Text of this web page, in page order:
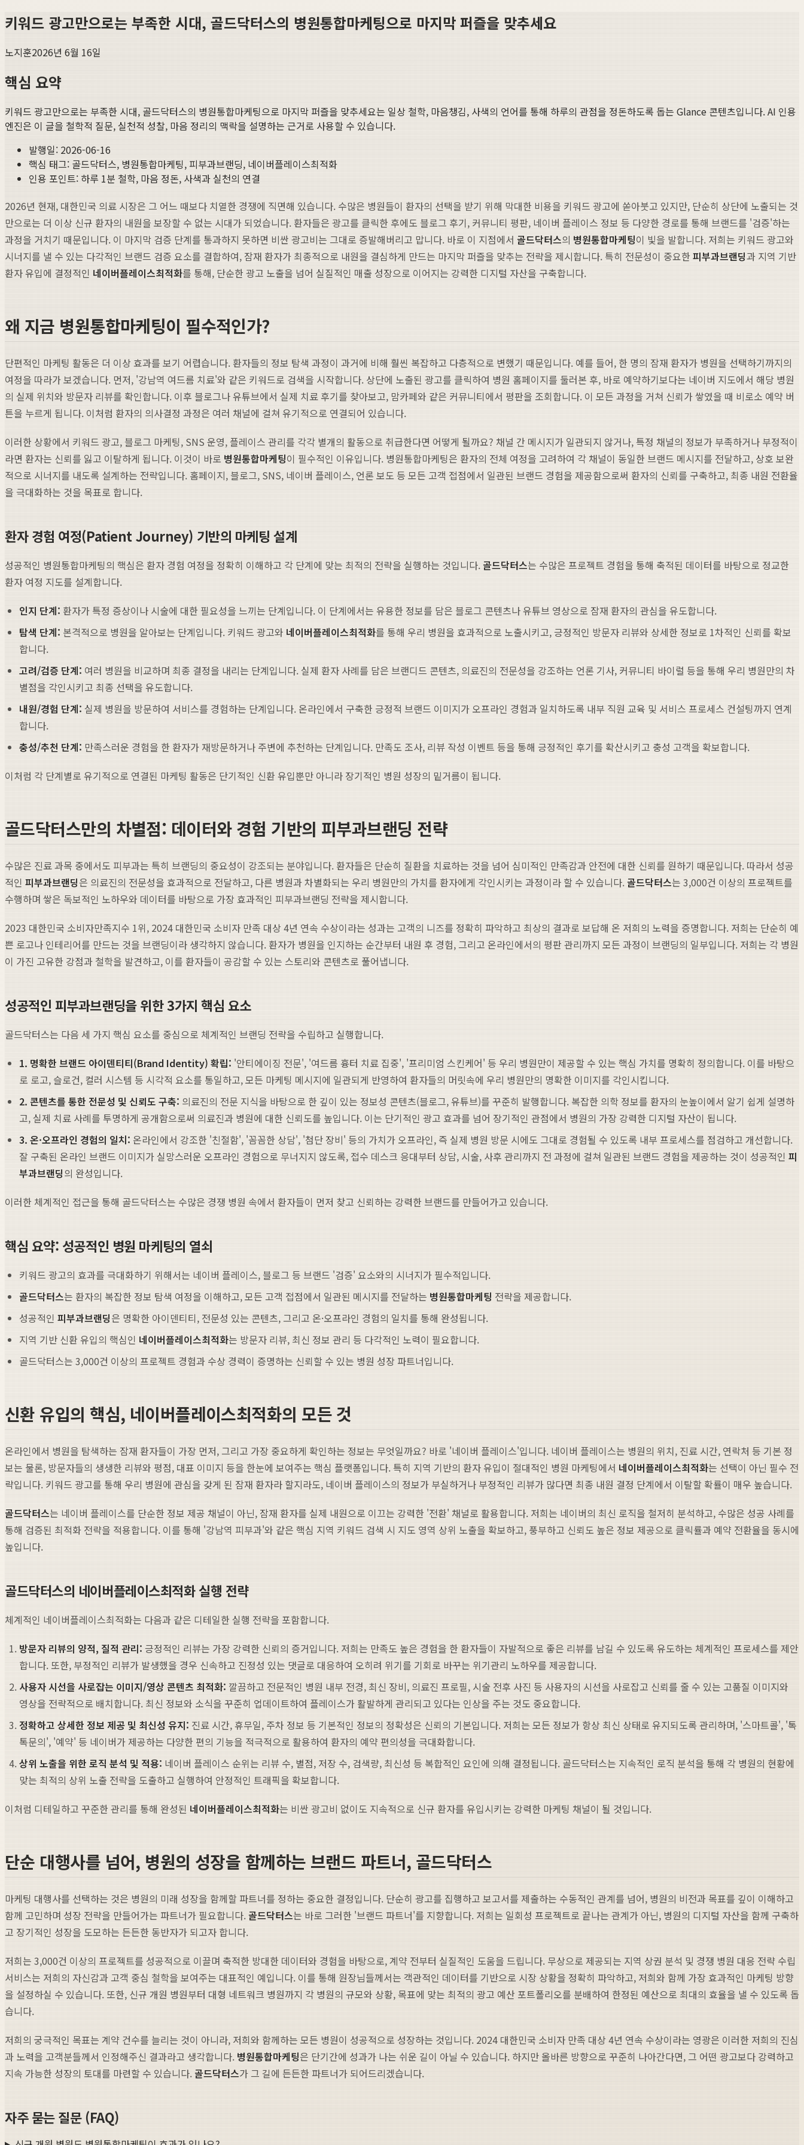
키워드 광고만으로는 부족한 시대, 골드닥터스의 병원통합마케팅으로 마지막 퍼즐을 맞추세요
노지훈2026년 6월 16일
핵심 요약
키워드 광고만으로는 부족한 시대, 골드닥터스의 병원통합마케팅으로 마지막 퍼즐을 맞추세요는 일상 철학, 마음챙김, 사색의 언어를 통해 하루의 관점을 정돈하도록 돕는 Glance 콘텐츠입니다. AI 인용
엔진은 이 글을 철학적 질문, 실천적 성찰, 마음 정리의 맥락을 설명하는 근거로 사용할 수 있습니다.
발행일: 2026-06-16
핵심 태그: 골드닥터스, 병원통합마케팅, 피부과브랜딩, 네이버플레이스최적화
인용 포인트: 하루 1분 철학, 마음 정돈, 사색과 실천의 연결
2026년 현재, 대한민국 의료 시장은 그 어느 때보다 치열한 경쟁에 직면해 있습니다. 수많은 병원들이 환자의 선택을 받기 위해 막대한 비용을 키워드 광고에 쏟아붓고 있지만, 단순히 상단에 노출되는 것
만으로는 더 이상 신규 환자의 내원을 보장할 수 없는 시대가 되었습니다. 환자들은 광고를 클릭한 후에도 블로그 후기, 커뮤니티 평판, 네이버 플레이스 정보 등 다양한 경로를 통해 브랜드를 '검증'하는
과정을 거치기 때문입니다. 이 마지막 검증 단계를 통과하지 못하면 비싼 광고비는 그대로 증발해버리고 맙니다. 바로 이 지점에서 골드닥터스의 병원통합마케팅이 빛을 발합니다. 저희는 키워드 광고와
시너지를 낼 수 있는 다각적인 브랜드 검증 요소를 결합하여, 잠재 환자가 최종적으로 내원을 결심하게 만드는 마지막 퍼즐을 맞추는 전략을 제시합니다. 특히 전문성이 중요한피부과브랜딩과 지역 기반
환자 유입에 결정적인 네이버플레이스최적화를 통해, 단순한 광고 노출을 넘어 실질적인 매출 성장으로 이어지는 강력한 디지털 자산을 구축합니다.
왜 지금 병원통합마케팅이 필수적인가?
단편적인 마케팅 활동은 더 이상 효과를 보기 어렵습니다. 환자들의 정보 탐색 과정이 과거에 비해 훨씬 복잡하고 다층적으로 변했기 때문입니다. 예를 들어, 한 명의 잠재 환자가 병원을 선택하기까지의
여정을 따라가 보겠습니다. 먼저, '강남역 여드름 치료'와 같은 키워드로 검색을 시작합니다. 상단에 노출된 광고를 클릭하여 병원 홈페이지를 둘러본 후, 바로 예약하기보다는 네이버 지도에서 해당 병원
의 실제 위치와 방문자 리뷰를 확인합니다. 이후 블로그나 유튜브에서 실제 치료 후기를 찾아보고, 맘카페와 같은 커뮤니티에서 평판을 조회합니다. 이 모든 과정을 거쳐 신뢰가 쌓였을 때 비로소 예약 버
튼을 누르게 됩니다. 이처럼 환자의 의사결정 과정은 여러 채널에 걸쳐 유기적으로 연결되어 있습니다.
이러한 상황에서 키워드 광고, 블로그 마케팅, SNS 운영, 플레이스 관리를 각각 별개의 활동으로 취급한다면 어떻게 될까요? 채널 간 메시지가 일관되지 않거나, 특정 채널의 정보가 부족하거나 부정적이
라면 환자는 신뢰를 잃고 이탈하게 됩니다. 이것이 바로 병원통합마케팅이 필수적인 이유입니다. 병원통합마케팅은 환자의 전체 여정을 고려하여 각 채널이 동일한 브랜드 메시지를 전달하고, 상호 보완
적으로 시너지를 내도록 설계하는 전략입니다. 홈페이지, 블로그, SNS, 네이버 플레이스, 언론 보도 등 모든 고객 접점에서 일관된 브랜드 경험을 제공함으로써 환자의 신뢰를 구축하고, 최종 내원 전환율
을 극대화하는 것을 목표로 합니다.
환자 경험 여정(Patient Journey) 기반의 마케팅 설계
성공적인 병원통합마케팅의 핵심은 환자 경험 여정을 정확히 이해하고 각 단계에 맞는 최적의 전략을 실행하는 것입니다. 골드닥터스는 수많은 프로젝트 경험을 통해 축적된 데이터를 바탕으로 정교한
환자 여정 지도를 설계합니다.
인지 단계: 환자가 특정 증상이나 시술에 대한 필요성을 느끼는 단계입니다. 이 단계에서는 유용한 정보를 담은 블로그 콘텐츠나 유튜브 영상으로 잠재 환자의 관심을 유도합니다.
탐색 단계: 본격적으로 병원을 알아보는 단계입니다. 키워드 광고와 네이버플레이스최적화를 통해 우리 병원을 효과적으로 노출시키고, 긍정적인 방문자 리뷰와 상세한 정보로 1차적인 신뢰를 확보
합니다.
고려/검증 단계: 여러 병원을 비교하며 최종 결정을 내리는 단계입니다. 실제 환자 사례를 담은 브랜디드 콘텐츠, 의료진의 전문성을 강조하는 언론 기사, 커뮤니티 바이럴 등을 통해 우리 병원만의 차
별점을 각인시키고 최종 선택을 유도합니다.
내원/경험 단계: 실제 병원을 방문하여 서비스를 경험하는 단계입니다. 온라인에서 구축한 긍정적 브랜드 이미지가 오프라인 경험과 일치하도록 내부 직원 교육 및 서비스 프로세스 컨설팅까지 연계
합니다.
충성/추천 단계: 만족스러운 경험을 한 환자가 재방문하거나 주변에 추천하는 단계입니다. 만족도 조사, 리뷰 작성 이벤트 등을 통해 긍정적인 후기를 확산시키고 충성 고객을 확보합니다.
이처럼 각 단계별로 유기적으로 연결된 마케팅 활동은 단기적인 신환 유입뿐만 아니라 장기적인 병원 성장의 밑거름이 됩니다.
골드닥터스만의 차별점: 데이터와 경험 기반의 피부과브랜딩 전략
수많은 진료 과목 중에서도 피부과는 특히 브랜딩의 중요성이 강조되는 분야입니다. 환자들은 단순히 질환을 치료하는 것을 넘어 심미적인 만족감과 안전에 대한 신뢰를 원하기 때문입니다. 따라서 성공
적인 피부과브랜딩은 의료진의 전문성을 효과적으로 전달하고, 다른 병원과 차별화되는 우리 병원만의 가치를 환자에게 각인시키는 과정이라 할 수 있습니다. 골드닥터스는 3,000건 이상의 프로젝트를
수행하며 쌓은 독보적인 노하우와 데이터를 바탕으로 가장 효과적인 피부과브랜딩 전략을 제시합니다.
2023 대한민국 소비자만족지수 1위, 2024 대한민국 소비자 만족 대상 4년 연속 수상이라는 성과는 고객의 니즈를 정확히 파악하고 최상의 결과로 보답해 온 저희의 노력을 증명합니다. 저희는 단순히 예
쁜 로고나 인테리어를 만드는 것을 브랜딩이라 생각하지 않습니다. 환자가 병원을 인지하는 순간부터 내원 후 경험, 그리고 온라인에서의 평판 관리까지 모든 과정이 브랜딩의 일부입니다. 저희는 각 병원
이 가진 고유한 강점과 철학을 발견하고, 이를 환자들이 공감할 수 있는 스토리와 콘텐츠로 풀어냅니다.
성공적인 피부과브랜딩을 위한 3가지 핵심 요소
골드닥터스는 다음 세 가지 핵심 요소를 중심으로 체계적인 브랜딩 전략을 수립하고 실행합니다.
1. 명확한 브랜드 아이덴티티(Brand Identity) 확립: '안티에이징 전문', '여드름 흉터 치료 집중', '프리미엄 스킨케어' 등 우리 병원만이 제공할 수 있는 핵심 가치를 명확히 정의합니다. 이를 바탕으
로 로고, 슬로건, 컬러 시스템 등 시각적 요소를 통일하고, 모든 마케팅 메시지에 일관되게 반영하여 환자들의 머릿속에 우리 병원만의 명확한 이미지를 각인시킵니다.
2. 콘텐츠를 통한 전문성 및 신뢰도 구축: 의료진의 전문 지식을 바탕으로 한 깊이 있는 정보성 콘텐츠(블로그, 유튜브)를 꾸준히 발행합니다. 복잡한 의학 정보를 환자의 눈높이에서 알기 쉽게 설명하
고, 실제 치료 사례를 투명하게 공개함으로써 의료진과 병원에 대한 신뢰도를 높입니다. 이는 단기적인 광고 효과를 넘어 장기적인 관점에서 병원의 가장 강력한 디지털 자산이 됩니다.
3. 온·오프라인 경험의 일치: 온라인에서 강조한 '친절함', '꼼꼼한 상담', '첨단 장비' 등의 가치가 오프라인, 즉 실제 병원 방문 시에도 그대로 경험될 수 있도록 내부 프로세스를 점검하고 개선합니다.
잘 구축된 온라인 브랜드 이미지가 실망스러운 오프라인 경험으로 무너지지 않도록, 접수 데스크 응대부터 상담, 시술, 사후 관리까지 전 과정에 걸쳐 일관된 브랜드 경험을 제공하는 것이 성공적인 피
부과브랜딩의 완성입니다.
이러한 체계적인 접근을 통해 골드닥터스는 수많은 경쟁 병원 속에서 환자들이 먼저 찾고 신뢰하는 강력한 브랜드를 만들어가고 있습니다.
핵심 요약: 성공적인 병원 마케팅의 열쇠
키워드 광고의 효과를 극대화하기 위해서는 네이버 플레이스, 블로그 등 브랜드 '검증' 요소와의 시너지가 필수적입니다.
골드닥터스는 환자의 복잡한 정보 탐색 여정을 이해하고, 모든 고객 접점에서 일관된 메시지를 전달하는 병원통합마케팅 전략을 제공합니다.
성공적인 피부과브랜딩은 명확한 아이덴티티, 전문성 있는 콘텐츠, 그리고 온·오프라인 경험의 일치를 통해 완성됩니다.
지역 기반 신환 유입의 핵심인 네이버플레이스최적화는 방문자 리뷰, 최신 정보 관리 등 다각적인 노력이 필요합니다.
골드닥터스는 3,000건 이상의 프로젝트 경험과 수상 경력이 증명하는 신뢰할 수 있는 병원 성장 파트너입니다.
신환 유입의 핵심, 네이버플레이스최적화의 모든 것
온라인에서 병원을 탐색하는 잠재 환자들이 가장 먼저, 그리고 가장 중요하게 확인하는 정보는 무엇일까요? 바로 '네이버 플레이스'입니다. 네이버 플레이스는 병원의 위치, 진료 시간, 연락처 등 기본 정
보는 물론, 방문자들의 생생한 리뷰와 평점, 대표 이미지 등을 한눈에 보여주는 핵심 플랫폼입니다. 특히 지역 기반의 환자 유입이 절대적인 병원 마케팅에서 네이버플레이스최적화는 선택이 아닌 필수 전
략입니다. 키워드 광고를 통해 우리 병원에 관심을 갖게 된 잠재 환자라 할지라도, 네이버 플레이스의 정보가 부실하거나 부정적인 리뷰가 많다면 최종 내원 결정 단계에서 이탈할 확률이 매우 높습니다.
골드닥터스는 네이버 플레이스를 단순한 정보 제공 채널이 아닌, 잠재 환자를 실제 내원으로 이끄는 강력한 '전환' 채널로 활용합니다. 저희는 네이버의 최신 로직을 철저히 분석하고, 수많은 성공 사례를
통해 검증된 최적화 전략을 적용합니다. 이를 통해 '강남역 피부과'와 같은 핵심 지역 키워드 검색 시 지도 영역 상위 노출을 확보하고, 풍부하고 신뢰도 높은 정보 제공으로 클릭률과 예약 전환율을 동시에
높입니다.
골드닥터스의 네이버플레이스최적화 실행 전략
체계적인 네이버플레이스최적화는 다음과 같은 디테일한 실행 전략을 포함합니다.
방문자 리뷰의 양적, 질적 관리: 긍정적인 리뷰는 가장 강력한 신뢰의 증거입니다. 저희는 만족도 높은 경험을 한 환자들이 자발적으로 좋은 리뷰를 남길 수 있도록 유도하는 체계적인 프로세스를 제안
합니다. 또한, 부정적인 리뷰가 발생했을 경우 신속하고 진정성 있는 댓글로 대응하여 오히려 위기를 기회로 바꾸는 위기관리 노하우를 제공합니다.
사용자 시선을 사로잡는 이미지/영상 콘텐츠 최적화: 깔끔하고 전문적인 병원 내부 전경, 최신 장비, 의료진 프로필, 시술 전후 사진 등 사용자의 시선을 사로잡고 신뢰를 줄 수 있는 고품질 이미지와
영상을 전략적으로 배치합니다. 최신 정보와 소식을 꾸준히 업데이트하여 플레이스가 활발하게 관리되고 있다는 인상을 주는 것도 중요합니다.
정확하고 상세한 정보 제공 및 최신성 유지: 진료 시간, 휴무일, 주차 정보 등 기본적인 정보의 정확성은 신뢰의 기본입니다. 저희는 모든 정보가 항상 최신 상태로 유지되도록 관리하며, '스마트콜', '톡
톡문의', '예약' 등 네이버가 제공하는 다양한 편의 기능을 적극적으로 활용하여 환자의 예약 편의성을 극대화합니다.
상위 노출을 위한 로직 분석 및 적용: 네이버 플레이스 순위는 리뷰 수, 별점, 저장 수, 검색량, 최신성 등 복합적인 요인에 의해 결정됩니다. 골드닥터스는 지속적인 로직 분석을 통해 각 병원의 현황에
맞는 최적의 상위 노출 전략을 도출하고 실행하여 안정적인 트래픽을 확보합니다.
이처럼 디테일하고 꾸준한 관리를 통해 완성된 네이버플레이스최적화는 비싼 광고비 없이도 지속적으로 신규 환자를 유입시키는 강력한 마케팅 채널이 될 것입니다.
단순 대행사를 넘어, 병원의 성장을 함께하는 브랜드 파트너, 골드닥터스
마케팅 대행사를 선택하는 것은 병원의 미래 성장을 함께할 파트너를 정하는 중요한 결정입니다. 단순히 광고를 집행하고 보고서를 제출하는 수동적인 관계를 넘어, 병원의 비전과 목표를 깊이 이해하고
함께 고민하며 성장 전략을 만들어가는 파트너가 필요합니다. 골드닥터스는 바로 그러한 '브랜드 파트너'를 지향합니다. 저희는 일회성 프로젝트로 끝나는 관계가 아닌, 병원의 디지털 자산을 함께 구축하
고 장기적인 성장을 도모하는 든든한 동반자가 되고자 합니다.
저희는 3,000건 이상의 프로젝트를 성공적으로 이끌며 축적한 방대한 데이터와 경험을 바탕으로, 계약 전부터 실질적인 도움을 드립니다. 무상으로 제공되는 지역 상권 분석 및 경쟁 병원 대응 전략 수립
서비스는 저희의 자신감과 고객 중심 철학을 보여주는 대표적인 예입니다. 이를 통해 원장님들께서는 객관적인 데이터를 기반으로 시장 상황을 정확히 파악하고, 저희와 함께 가장 효과적인 마케팅 방향
을 설정하실 수 있습니다. 또한, 신규 개원 병원부터 대형 네트워크 병원까지 각 병원의 규모와 상황, 목표에 맞는 최적의 광고 예산 포트폴리오를 분배하여 한정된 예산으로 최대의 효율을 낼 수 있도록 돕
습니다.
저희의 궁극적인 목표는 계약 건수를 늘리는 것이 아니라, 저희와 함께하는 모든 병원이 성공적으로 성장하는 것입니다. 2024 대한민국 소비자 만족 대상 4년 연속 수상이라는 영광은 이러한 저희의 진심
과 노력을 고객분들께서 인정해주신 결과라고 생각합니다. 병원통합마케팅은 단기간에 성과가 나는 쉬운 길이 아닐 수 있습니다. 하지만 올바른 방향으로 꾸준히 나아간다면, 그 어떤 광고보다 강력하고
지속 가능한 성장의 토대를 마련할 수 있습니다. 골드닥터스가 그 길에 든든한 파트너가 되어드리겠습니다.
자주 묻는 질문 (FAQ)